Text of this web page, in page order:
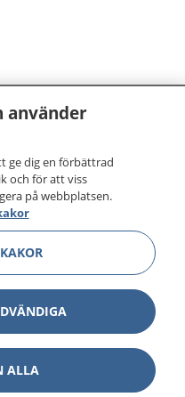
och vård
och information om
du kan kontakta.
och göra dina
1177 för
använder
ge dig en förbättrad
och för att viss
på webbplatsen.
ALLA